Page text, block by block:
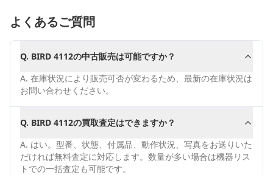
よくあるご質問
Q. BIRD 4112の中古販売は可能ですか？
A. 在庫状況により販売可否が変わるため、最新の在庫状況は
お問い合わせください。
Q. BIRD 4112の買取査定はできますか？
A. はい。型番、状態、付属品、動作状況、写真をお送りいた
だければ無料査定に対応します。数量が多い場合は機器リス
トでの一括査定も可能です。